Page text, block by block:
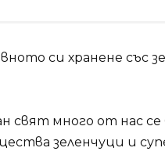
си хранене със
свят много от нас
зеленчуци и